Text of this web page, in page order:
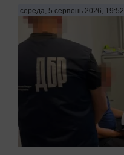
середа, 5 серпень 2026, 19:52